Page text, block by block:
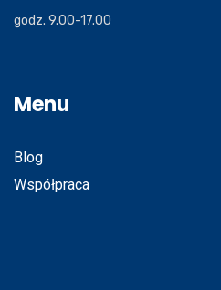
godz. 9.00-17.00
Menu
Blog
Współpraca